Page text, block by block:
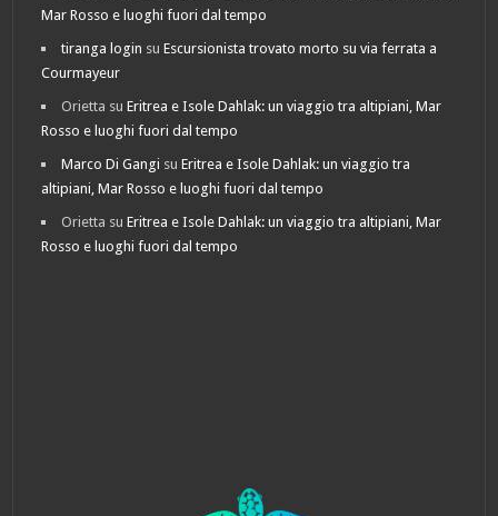
Mar Rosso e luoghi fuori dal tempo
tiranga login suEscursionista trovato morto su via ferrata a
Courmayeur
Orietta suEritrea e Isole Dahlak: un viaggio tra altipiani, Mar
Rosso e luoghi fuori dal tempo
Marco Di Gangi suEritrea e Isole Dahlak: un viaggio tra
altipiani, Mar Rosso e luoghi fuori dal tempo
Orietta suEritrea e Isole Dahlak: un viaggio tra altipiani, Mar
Rosso e luoghi fuori dal tempo